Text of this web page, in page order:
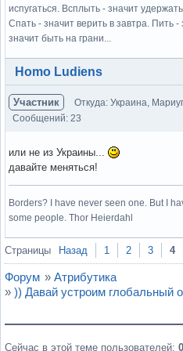
испугаться. Всплыть - значит
Спать - значит верить в завтра. Пить
значит быть на грани...
Вне форума
Homo Ludiens
Участник Откуда: Украина,
Сообщений: 23
или не из Украины...
давайте меняться!
Borders? I have never seen one. But I
some people. Thor Heierdahl
Вне форума
Страницы Назад 1 2 3 4
Форум » Атрибутика
» )) Давай устроим глобальный
Сейчас в этой теме пользователей: 0